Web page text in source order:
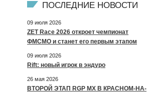
ПОСЛЕДНИЕ НОВОСТИ
09 июля 2026
ZET Race 2026 откроет чемпионат
ФМСМО и станет его первым этапом
09 июля 2026
Rift: новый игрок в эндуро
26 мая 2026
ВТОРОЙ ЭТАП RGP MX В КРАСНОМ-НА-